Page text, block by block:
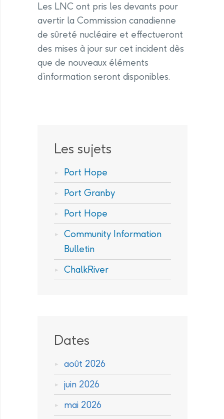
Les LNC ont pris les devants pour
avertir la Commission canadienne
de sûreté nucléaire et effectueront
des mises à jour sur cet incident dès
que de nouveaux éléments
d’information seront disponibles.
Les sujets
Port Hope
Port Granby
Port Hope
Community Information
Bulletin
ChalkRiver
Dates
août 2026
juin 2026
mai 2026